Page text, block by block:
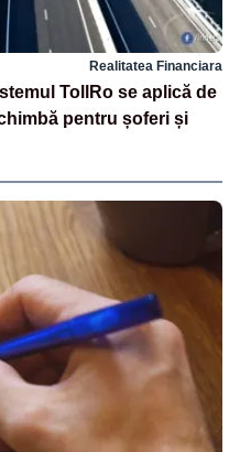
Realitatea Financiara
TollRo se aplică de
pentru șoferi și